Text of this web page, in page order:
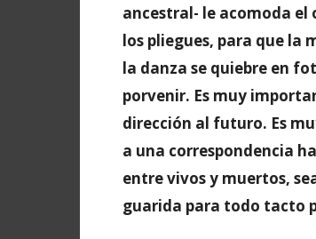
ancestral- le acomoda el
los pliegues, para que la
la danza se quiebre en
porvenir. Es muy
dirección al futuro. Es
a una correspondencia
entre vivos y muertos,
guarida para todo tacto